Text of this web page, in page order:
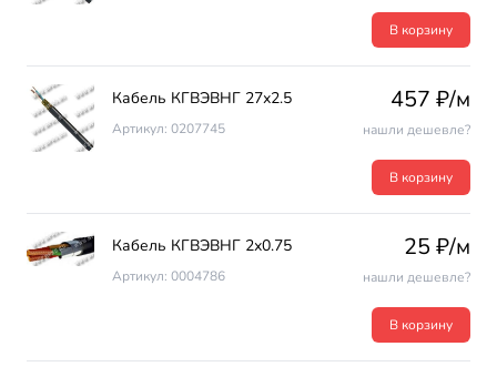
В корзину
Кабель КГВЭВНГ 27х2.5
Артикул: 0207745
457 ₽/м
нашли дешевле?
В корзину
Кабель КГВЭВНГ 2х0.75
Артикул: 0004786
25 ₽/м
нашли дешевле?
В корзину